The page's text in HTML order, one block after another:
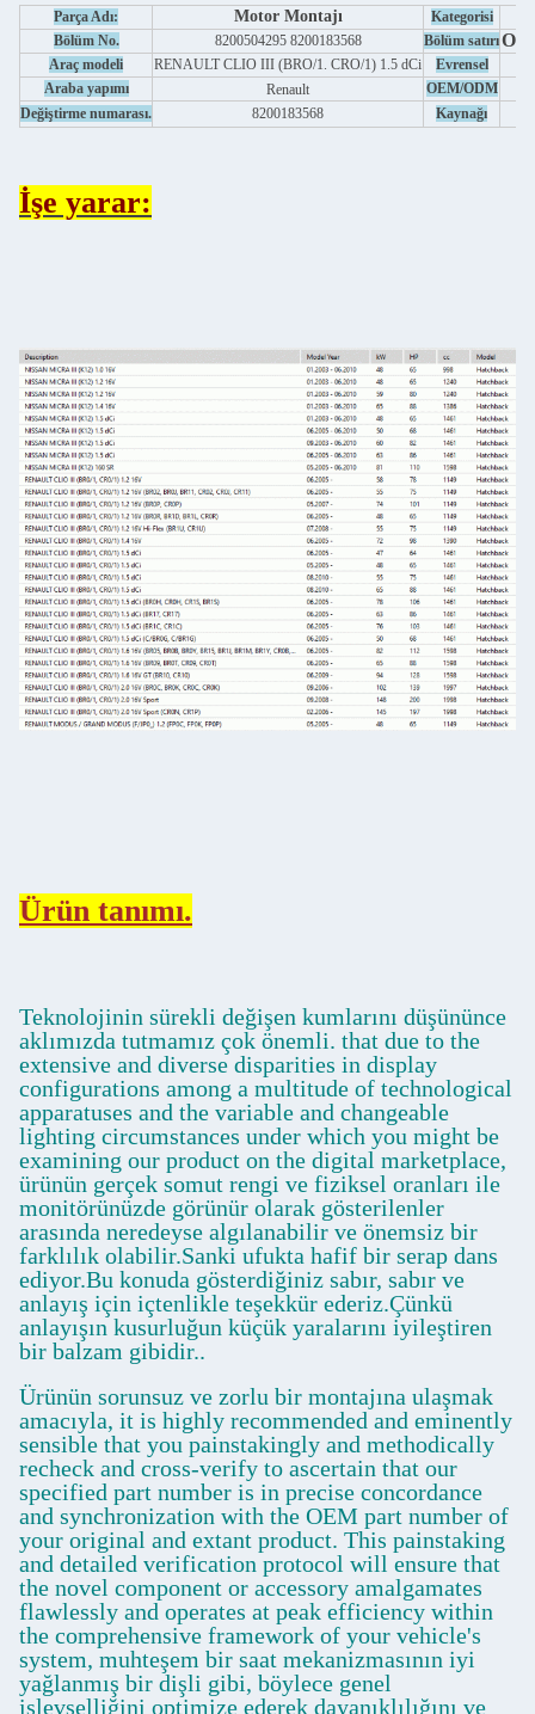
Parça Adı: Motor Montajı
Kategorisi
Bölüm No.
8200504295 8200183568 Bölüm satırı
Araç modeli RENAULT CLIO III (BRO/1. CRO/1) 1.5 dCi Evrensel
Araba yapımı Renault
OEM/ODM
Değiştirme numarası.
8200183568 Kaynağı
İşe yarar:
Ürün tanımı.
Teknolojinin sürekli değişen kumlarını düşününce
aklımızda tutmamız çok önemli. that due to the
extensive and diverse disparities in display
configurations among a multitude of technological
apparatuses and the variable and changeable
lighting circumstances under which you might be
examining our product on the digital marketplace,
ürünün gerçek somut rengi ve fiziksel oranları ile
monitörünüzde görünür olarak gösterilenler
arasında neredeyse algılanabilir ve önemsiz bir
farklılık olabilir.Sanki ufukta hafif bir serap dans
ediyor.Bu konuda gösterdiğiniz sabır, sabır ve
anlayış için içtenlikle teşekkür ederiz.Çünkü
anlayışın kusurluğun küçük yaralarını iyileştiren
bir balzam gibidir..
Ürünün sorunsuz ve zorlu bir montajına ulaşmak
amacıyla, it is highly recommended and eminently
sensible that you painstakingly and methodically
recheck and cross-verify to ascertain that our
specified part number is in precise concordance
and synchronization with the OEM part number of
your original and extant product. This painstaking
and detailed verification protocol will ensure that
the novel component or accessory amalgamates
flawlessly and operates at peak efficiency within
the comprehensive framework of your vehicle's
system, muhteşem bir saat mekanizmasının iyi
yağlanmış bir dişli gibi, böylece genel
işlevselliğini optimize ederek dayanıklılığını ve